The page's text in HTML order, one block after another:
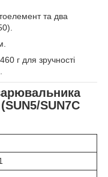
та два
г для зручності
SUN7C